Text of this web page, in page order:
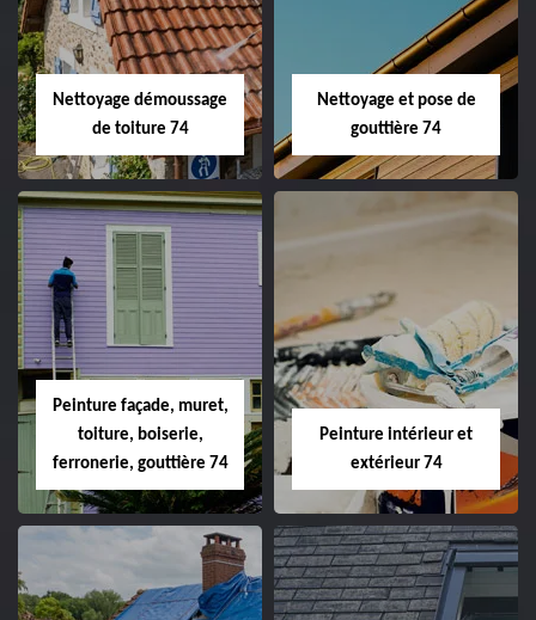
Nettoyage démoussage
de toiture 74
Nettoyage et pose de
gouttière 74
Peinture façade, muret,
toiture, boiserie,
ferronerie, gouttière 74
Peinture intérieur et
extérieur 74